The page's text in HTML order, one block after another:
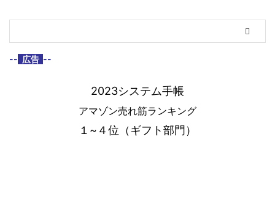
-- 広告 --
2023システム手帳
アマゾン売れ筋ランキング
１~４位（ギフト部門）